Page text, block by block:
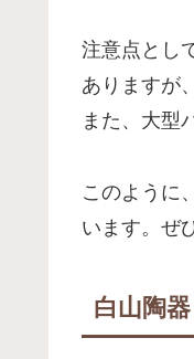
注意点とし
ありますが
また、大型
このように
います。ぜ
白山陶